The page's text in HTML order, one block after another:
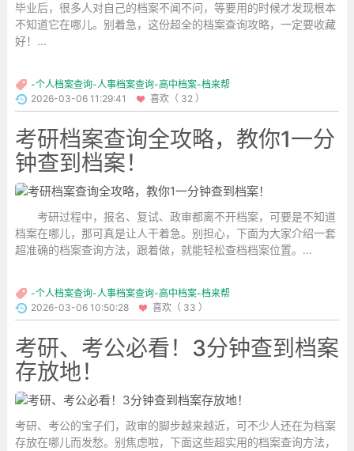
毕业后，很多人对自己的档案不闻不问，等要用的时候才发现根本
不知道它在哪儿。别着急，这份超全的档案查询攻略，一定要收藏
好！...
-个人档案查询-人事档案查询-高中档案-档来帮
2026-03-06 11:29:41
喜欢（ 32 ）
考研档案查询全攻略，教你1一分
钟查到档案！
考研过程中，报名、复试、政审都离不开档案，可要是不知道
档案在哪儿，那可真是让人干着急。别担心，下面为大家介绍一套
超准确的档案查询方法，跟着做，就能轻松查档档案位置。...
-个人档案查询-人事档案查询-高中档案-档来帮
2026-03-06 10:50:28
喜欢（ 33 ）
考研、考公必看！3分钟查到档案
存放地！
考研、考公的宝子们，政审的脚步越来越近，可不少人还在为档案
存放在哪儿而发愁。别焦虑啦，下面这些超实用的档案查询方法，